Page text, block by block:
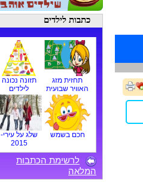
כתבות לילדים
תחזית מזג
האוויר שבועית
תזונה נכונה
לילדים
חכם בשמש
שלג על עירי-
2015
לרשימת הכתבות
המלאה